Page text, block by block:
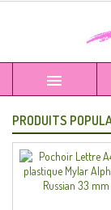

PRODUITS